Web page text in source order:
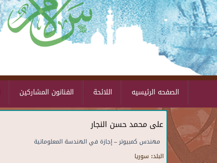
الفنانون المشاركين اللائحة الصفحه الرئيسيه
على محمد حسن النجار
مهندس كمبيوتر – إجازة في الهندسة المعلوماتية
البلد: سوريا